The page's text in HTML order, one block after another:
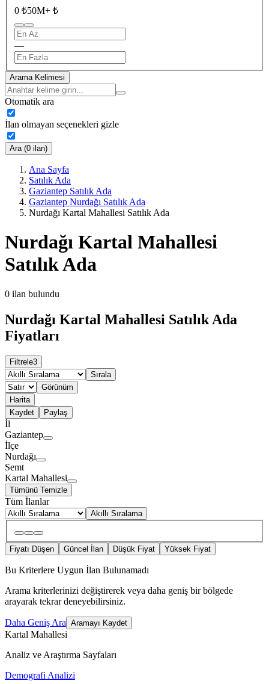
0 ₺50M+ ₺
—
Arama Kelimesi
Otomatik ara
İlan olmayan seçenekleri gizle
Ara (0 ilan)
Ana Sayfa
Satılık Ada
Gaziantep Satılık Ada
Gaziantep Nurdağı Satılık Ada
Nurdağı Kartal Mahallesi Satılık Ada
Nurdağı Kartal Mahallesi
Satılık Ada
0 ilan bulundu
Nurdağı Kartal Mahallesi Satılık Ada
Fiyatları
Filtrele3
Sırala
Görünüm
Harita
Kaydet
Paylaş
İl
Gaziantep
İlçe
Nurdağı
Semt
Kartal Mahallesi
Tümünü Temizle
Tüm İlanlar
Akıllı Sıralama
Fiyatı Düşen Güncel İlan Düşük Fiyat Yüksek Fiyat
Bu Kriterlere Uygun İlan Bulunamadı
Arama kriterlerinizi değiştirerek veya daha geniş bir bölgede
arayarak tekrar deneyebilirsiniz.
Daha Geniş Ara Aramayı Kaydet
Kartal Mahallesi
Analiz ve Araştırma Sayfaları
Demografi Analizi